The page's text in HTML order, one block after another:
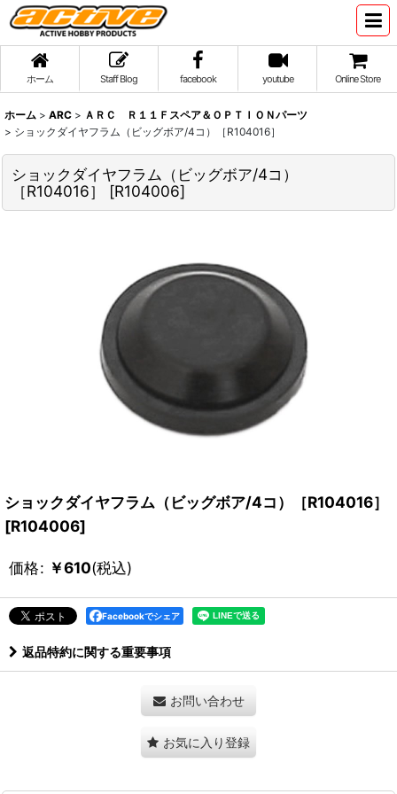
ホーム Staff Blog facebook youtube Online Store
ホーム > ARC > ＡＲＣ Ｒ１１Ｆスペア＆ＯＰＴＩＯＮパーツ
> ショックダイヤフラム（ビッグボア/4コ）［R104016］
ショックダイヤフラム（ビッグボア/4コ）
［R104016］
[R104006]
ショックダイヤフラム（ビッグボア/4コ）［R104016］
[R104006]
価格: ￥610(税込)
Facebookでシェア
返品特約に関する重要事項
お問い合わせ
お気に入り登録